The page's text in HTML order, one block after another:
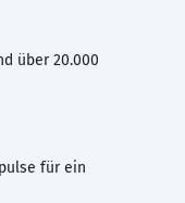
über 20.000
für ein